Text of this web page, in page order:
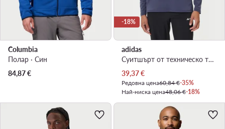
Columbia
Полар · Син
84,87€
-18%
adidas
Суитшърт от техническо трико · Син
Актуална цена
39,37€
Редовна цена60,84 €-35%
Най-ниска цена48,06 €-18%